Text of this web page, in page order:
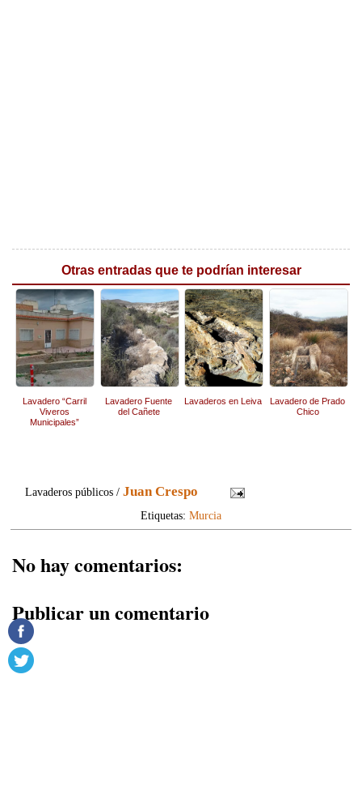
Otras entradas que te podrían interesar
Lavadero “Carril
Viveros
Municipales”
Lavadero Fuente
del Cañete
Lavaderos en Leiva
Lavadero de Prado
Chico
Lavaderos públicos /Juan Crespo
Etiquetas: Murcia
No hay comentarios:
Publicar un comentario